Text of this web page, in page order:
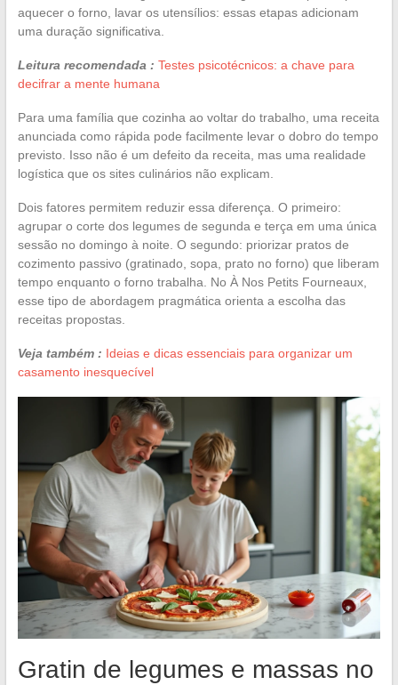
aquecer o forno, lavar os utensílios: essas etapas adicionam
uma duração significativa.
Leitura recomendada : Testes psicotécnicos: a chave para
decifrar a mente humana
Para uma família que cozinha ao voltar do trabalho, uma receita
anunciada como rápida pode facilmente levar o dobro do tempo
previsto. Isso não é um defeito da receita, mas uma realidade
logística que os sites culinários não explicam.
Dois fatores permitem reduzir essa diferença. O primeiro:
agrupar o corte dos legumes de segunda e terça em uma única
sessão no domingo à noite. O segundo: priorizar pratos de
cozimento passivo (gratinado, sopa, prato no forno) que liberam
tempo enquanto o forno trabalha. No À Nos Petits Fourneaux,
esse tipo de abordagem pragmática orienta a escolha das
receitas propostas.
Veja também : Ideias e dicas essenciais para organizar um
casamento inesquecível
Gratin de legumes e massas no